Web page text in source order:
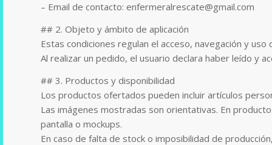
– Email de contacto: enfermeralrescate@gmail.com
## 2. Objeto y ámbito de aplicación
Estas condiciones regulan el acceso, navegación y
Al realizar un pedido, el usuario declara haber leído y
## 3. Productos y disponibilidad
Los productos ofertados pueden incluir artículos
Las imágenes mostradas son orientativas. En
pantalla o mockups.
En caso de falta de stock o imposibilidad de